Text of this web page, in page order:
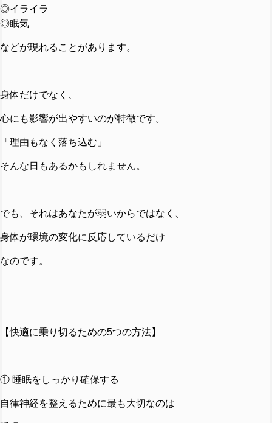
◎イライラ
◎眠気
などが現れることがあります。
身体だけでなく、
心にも影響が出やすいのが特徴です。
「理由もなく落ち込む」
そんな日もあるかもしれません。
でも、それはあなたが弱いからではなく、
身体が環境の変化に反応しているだけ
なのです。
【快適に乗り切るための5つの方法】
① 睡眠をしっかり確保する
自律神経を整えるために最も大切なのは